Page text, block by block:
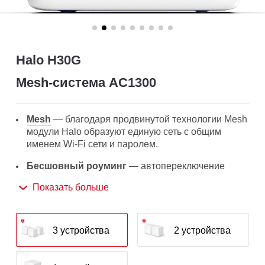
Halo H30G
Mesh‑система AC1300
Mesh — благодаря продвинутой технологии Mesh
модули Halo образуют единую сеть с общим
именем Wi-Fi сети и паролем.
Бесшовный роуминг— автопереключение
дому позволит получать лучший сигнал и высокую
Покрытие по всему дому — высокоскоростной
Wi-Fi на площади до 320 м² устранит зоны со
слабым Wi-Fi сигналом.
Показать больше
3 устройства 2 устройства